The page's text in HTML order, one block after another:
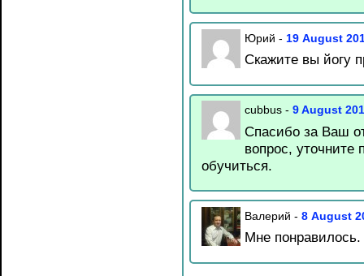
Юрий - 19 August
Скажите вы йогу
cubbus- 9 August
Спасибо за Ваш
вопрос, уточните
обучиться.
Валерий - 8 August
Мне понравилось.